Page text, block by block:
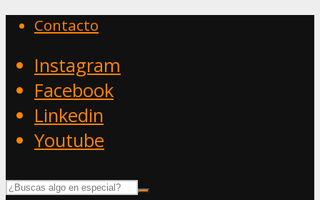
Contacto
Instagram
Facebook
Linkedin
Youtube